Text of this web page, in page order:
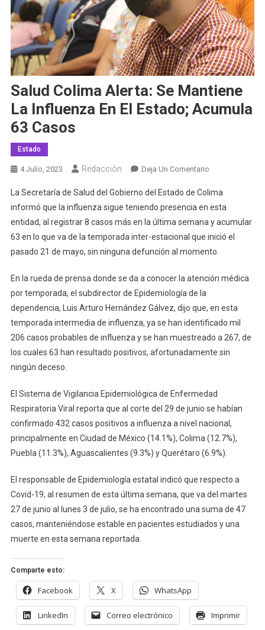
Salud Colima Alerta: Se Mantiene
La Influenza En El Estado; Acumula
63 Casos
Estado
4 Julio, 2023 Redacción Deja Un ComentarioEn
Colima
Alerta:
Se
Mantiene
La
En
Estado;
Acumula
63
La Secretaría de Salud del Gobierno del Estado de Colima
informó que la influenza sigue teniendo presencia en esta
entidad, al registrar 8 casos más en la última semana y acumular
63 en lo que va de la temporada inter-estacional que inició el
pasado 21 de mayo, sin ninguna defunción al momento.
En la rueda de prensa donde se da a conocer la atención médica
por temporada, el subdirector de Epidemiología de la
dependencia, Luis Arturo Hernández Gálvez, dijo que, en esta
temporada intermedia de influenza, ya se han identificado mil
206 casos probables de influenza y se han muestreado a 267, de
los cuales 63 han resultado positivos, afortunadamente sin
ningún deceso.
El Sistema de Vigilancia Epidemiológica de Enfermedad
Respiratoria Viral reporta que al corte del 29 de junio se habían
confirmado 432 casos positivos a influenza a nivel nacional,
principalmente en Ciudad de México (14.1%), Colima (12.7%),
Puebla (11.3%), Aguascalientes (9.3%) y Querétaro (6.9%).
El responsable de Epidemiología estatal indicó que respecto a
Covid-19, al resumen de esta última semana, que va del martes
27 de junio al lunes 3 de julio, se ha encontrado una suma de 47
casos, manteniéndose estable en pacientes estudiados y una
muerte en esta semana reportada.
Comparte esto:
Facebook X WhatsApp
LinkedIn Correo electrónico Imprimir